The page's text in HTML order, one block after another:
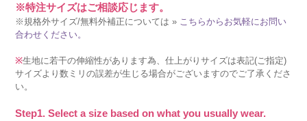
※特注サイズはご相談応じます。
※規格外サイズ/無料外補正については » こちらからお気軽にお問い
合わせください。
※生地に若干の伸縮性があります為、仕上がりサイズは表記(ご指定)
サイズより数ミリの誤差が生じる場合がございますのでご了承くださ
い。
Step1. Select a size based on what you usually wear.